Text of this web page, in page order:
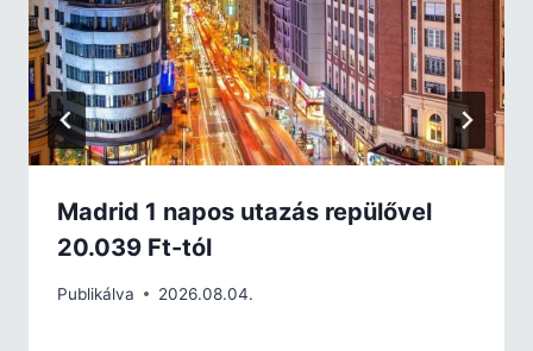
Madrid 1 napos utazás repülővel
20.039 Ft-tól
Publikálva 2026.08.04.